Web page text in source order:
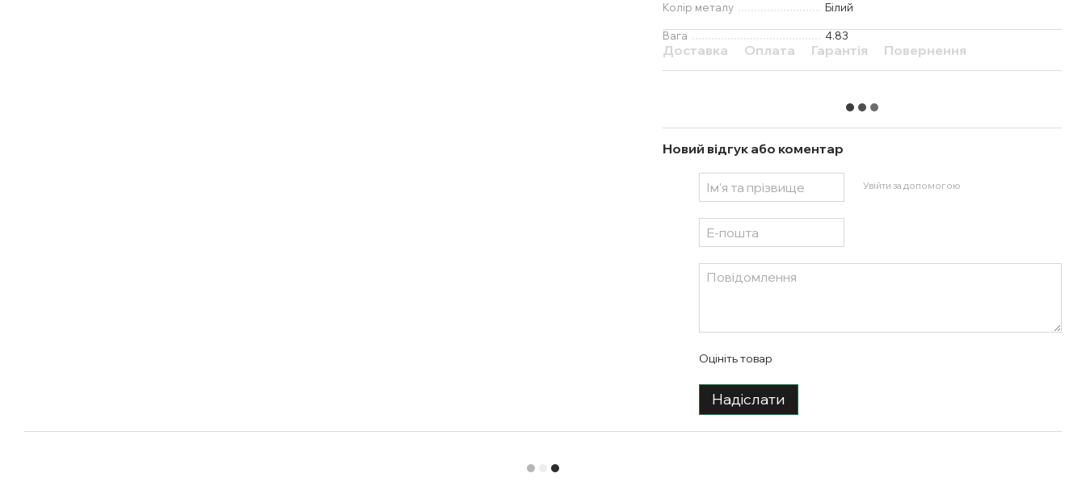
Колір металу Білий
Вага 4.83
Доставка Оплата Гарантія Повернення
Новий відгук або коментар
Увійти за допомогою
Оцініть товар
Надіслати